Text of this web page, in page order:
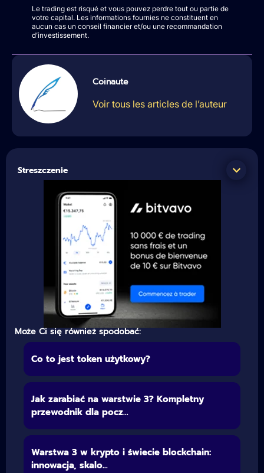
Le trading est risqué et vous pouvez perdre tout ou partie de
votre capital. Les informations fournies ne constituent en
aucun cas un conseil financier et/ou une recommandation
d’investissement.
Coinaute
Voir tous les articles de l’auteur
Streszczenie
Może Ci się również spodobać:
Co to jest token użytkowy?
Jak zarabiać na warstwie 3? Kompletny
przewodnik dla pocz...
Warstwa 3 w krypto i świecie blockchain:
innowacja, skalo...